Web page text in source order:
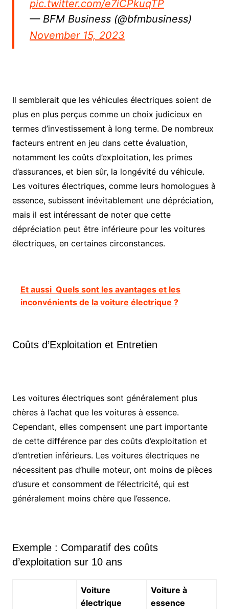
pic.twitter.com/e7iCPkuqTP
— BFM Business (@bfmbusiness)
November 15, 2023
Il semblerait que les véhicules électriques soient de
plus en plus perçus comme un choix judicieux en
termes d’investissement à long terme. De nombreux
facteurs entrent en jeu dans cette évaluation,
notamment les coûts d’exploitation, les primes
d’assurances, et bien sûr, la longévité du véhicule.
Les voitures électriques, comme leurs homologues à
essence, subissent inévitablement une dépréciation,
mais il est intéressant de noter que cette
dépréciation peut être inférieure pour les voitures
électriques, en certaines circonstances.
Et aussi Quels sont les avantages et les
inconvénients de la voiture électrique ?
Coûts d’Exploitation et Entretien
Les voitures électriques sont généralement plus
chères à l’achat que les voitures à essence.
Cependant, elles compensent une part importante
de cette différence par des coûts d’exploitation et
d’entretien inférieurs. Les voitures électriques ne
nécessitent pas d’huile moteur, ont moins de pièces
d’usure et consomment de l’électricité, qui est
généralement moins chère que l’essence.
Exemple : Comparatif des coûts
d’exploitation sur 10 ans
Voiture
électrique
Voiture à
essence